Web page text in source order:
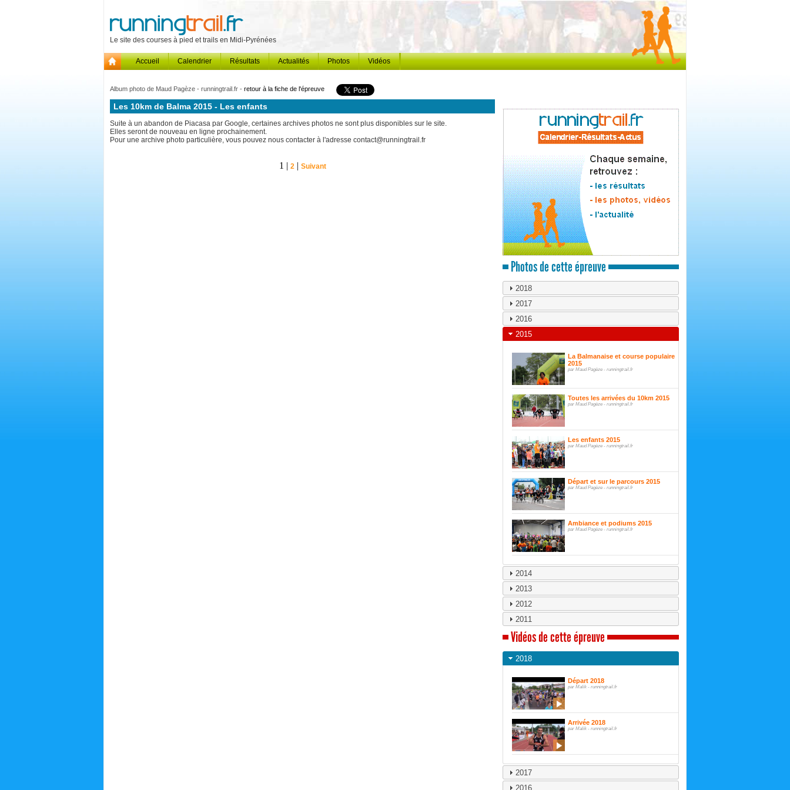
Le site des courses à pied et trails en Midi-Pyrénées
Accueil Calendrier Résultats Actualités Photos Vidéos
Album photo de Maud Pagèze - runningtrail.fr - retour à la fiche de l'épreuve
Les 10km de Balma 2015 - Les enfants
Suite à un abandon de Piacasa par Google, certaines archives photos ne sont plus disponibles sur le site.
Elles seront de nouveau en ligne prochainement.
Pour une archive photo particulière, vous pouvez nous contacter à l'adresse contact@runningtrail.fr
1 | 2 | Suivant
Photos de cette épreuve
2018
2017
2016
2015
La Balmanaise et course populaire
2015
par Maud Pagèze - runningtrail.fr
Toutes les arrivées du 10km 2015
par Maud Pagèze - runningtrail.fr
Les enfants 2015
par Maud Pagèze - runningtrail.fr
Départ et sur le parcours 2015
par Maud Pagèze - runningtrail.fr
Ambiance et podiums 2015
par Maud Pagèze - runningtrail.fr
2014
2013
2012
2011
Vidéos de cette épreuve
2018
Départ 2018
par Malik - runningtrail.fr
Arrivée 2018
par Malik - runningtrail.fr
2017
2016